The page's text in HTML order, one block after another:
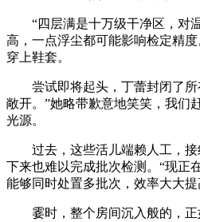
“四层满是十万级干净区，对
高，一点浮尘都可能影响检定精
穿上鞋套。
尝试即将起头，丁蕾封闭了所
敞开。”她略带歉意地笑笑，我们
光源。
过去，这些活儿端赖人工，接
下来也难以完成批次检测。“现正
能够同时处置多批次，效率大大提
霎时，整个房间沉入般的，正